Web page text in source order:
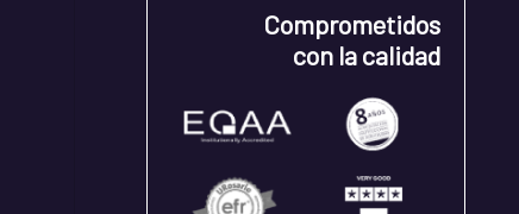
Comprometidos
con la calidad